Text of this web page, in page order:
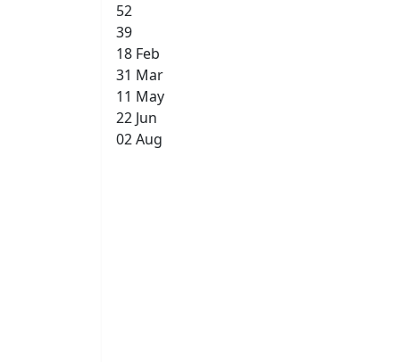
52
39
18 Feb
31 Mar
11 May
22 Jun
02 Aug